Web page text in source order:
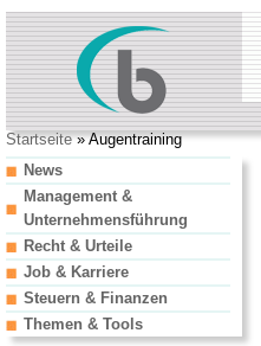
Startseite» Augentraining
News
Management &
Unternehmensführung
Recht & Urteile
Job & Karriere
Steuern & Finanzen
Themen & Tools